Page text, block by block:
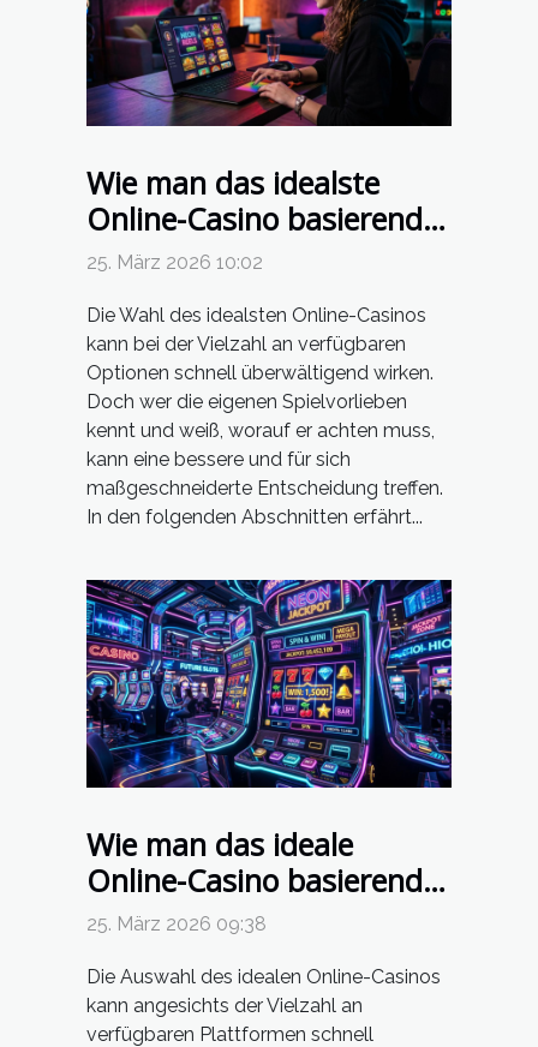
Wie man das idealste
Online-Casino basierend
auf persönlichen
25. März 2026 10:02
Die Wahl des idealsten Online-Casinos
kann bei der Vielzahl an verfügbaren
Optionen schnell überwältigend wirken.
Doch wer die eigenen Spielvorlieben
kennt und weiß, worauf er achten muss,
kann eine bessere und für sich
maßgeschneiderte Entscheidung treffen.
In den folgenden Abschnitten erfährt...
Wie man das ideale
Online-Casino basierend
auf Spielvielfalt wählt
25. März 2026 09:38
Die Auswahl des idealen Online-Casinos
kann angesichts der Vielzahl an
verfügbaren Plattformen schnell